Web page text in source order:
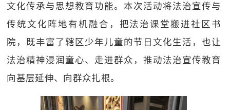
文化传承与思想教育功能。本次活动将法治宣传与
传统文化阵地有机融合，把法治课堂搬进社区书
院，既丰富了辖区少年儿童的节日文化生活，也让
法治精神浸润童心、走进群众，推动法治宣传教育
向基层延伸、向群众扎根。